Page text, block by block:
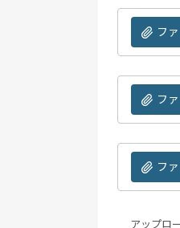
フ
フ
フ
アップロ